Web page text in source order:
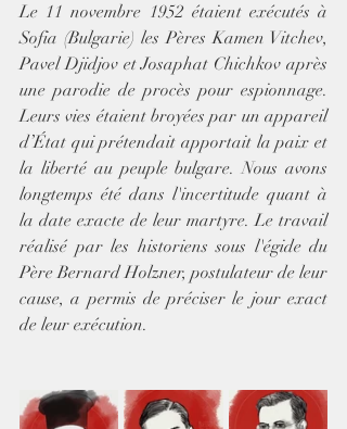
Le 11 novembre 1952 étaient exécutés à
Sofia (Bulgarie) les Pères Kamen Vitchev,
Pavel Djidjov et Josaphat Chichkov après
une parodie de procès pour espionnage.
Leurs vies étaient broyées par un appareil
d’État qui prétendait apportait la paix et
la liberté au peuple bulgare. Nous avons
longtemps été dans l'incertitude quant à
la date exacte de leur martyre. Le travail
réalisé par les historiens sous l'égide du
Père Bernard Holzner, postulateur de leur
cause, a permis de préciser le jour exact
de leur exécution.